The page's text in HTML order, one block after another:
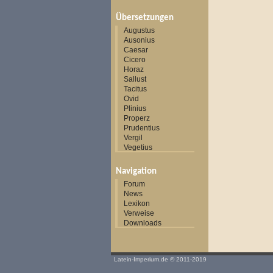
Übersetzungen
Augustus
Ausonius
Caesar
Cicero
Horaz
Sallust
Tacitus
Ovid
Plinius
Properz
Prudentius
Vergil
Vegetius
Navigation
Forum
News
Lexikon
Verweise
Downloads
Latein-Imperium.de © 2011-2019